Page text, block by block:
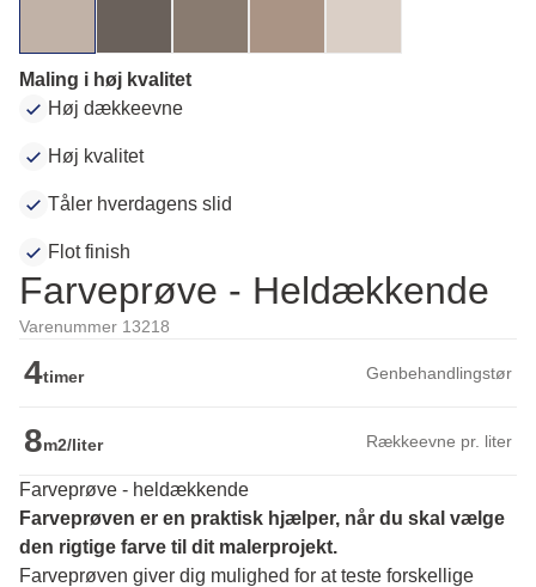
Maling i høj kvalitet
Høj dækkeevne
Høj kvalitet
Tåler hverdagens slid
Flot finish
Farveprøve - Heldækkende
Varenummer 13218
4timer Genbehandlingstør
8m2/liter Rækkeevne pr. liter
Farveprøve - heldækkende
Farveprøven er en praktisk hjælper, når du skal vælge
den rigtige farve til dit malerprojekt.
Farveprøven giver dig mulighed for at teste forskellige